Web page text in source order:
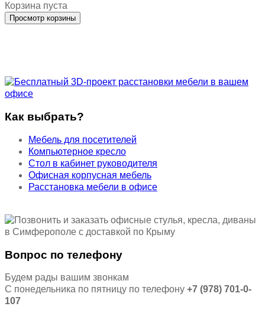
Корзина пуста
Как выбрать?
Мебель для посетителей
Компьютерное кресло
Стол в кабинет руководителя
Офисная корпусная мебель
Расстановка мебели в офисе
Вопрос по телефону
Будем рады вашим звонкам
С понедельника по пятницу по телефону +7 (978) 701-0-
107